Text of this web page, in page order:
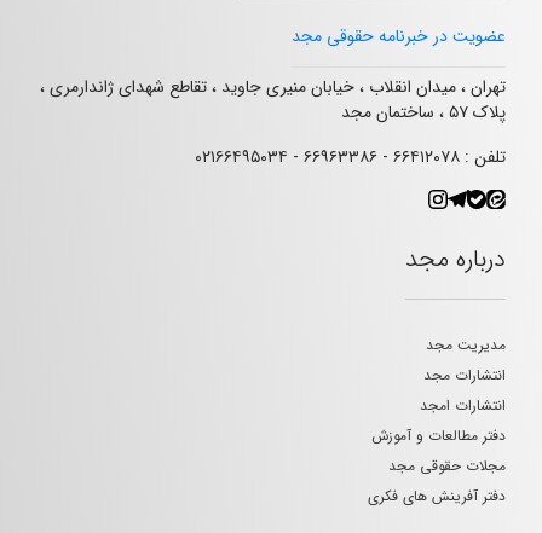
عضویت در خبرنامه حقوقی مجد
تهران ، میدان انقلاب ، خیابان منیری جاوید ، تقاطع شهدای ژاندارمری ،
پلاک ۵۷ ، ساختمان مجد
تلفن : ۶۶۴۱۲۰۷۸ - ۶۶۹۶۳۳۸۶ - ۰۲۱۶۶۴۹۵۰۳۴
درباره مجد
مدیریت مجد
انتشارات مجد
انتشارات امجد
دفتر مطالعات و آموزش
مجلات حقوقی مجد
دفتر آفرینش های فکری